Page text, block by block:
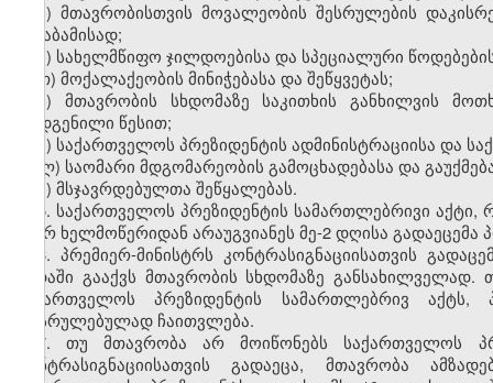
ვ) მთავრობისთვის მოვალეობის შესრულების
შესაბამისად;
ზ) სახელმწიფო ჯილდოებისა და სპეციალური წოდებების
თ) მოქალაქეობის მინიჭებასა და შეწყვეტას;
ი) მთავრობის სხდომაზე საკითხის განხილვის
დადგენილი წესით;
კ) საქართველოს პრეზიდენტის ადმინისტრაციისა და
ლ) საომარი მდგომარეობის გამოცხადებასა და
მ) მსჯავრდებულთა შეწყალებას.
5. საქართველოს პრეზიდენტის სამართლებრივი
მიერ ხელმოწერიდან არაუგვიანეს მე-2 დღისა
6. პრემიერ-მინისტრს კონტრასიგნაციისათვის
ვადაში გააქვს მთავრობის სხდომაზე
საქართველოს პრეზიდენტის სამართლებრივ
დასრულებულად ჩაითვლება.
7. თუ მთავრობა არ მოიწონებს საქართველოს
კონტრასიგნაციისათვის გადაეცა, მთავრობა